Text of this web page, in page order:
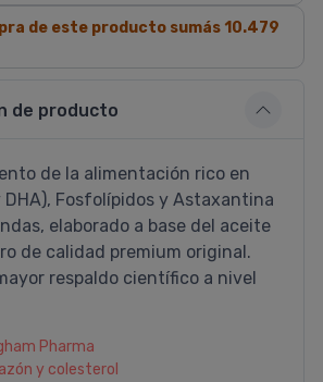
de este producto sumás 10.479
de producto
de la alimentación rico en
DHA), Fosfolí­pidos y Astaxantina
elaborado a base del aceite
de calidad premium original.
respaldo cientí­fico a nivel
Pharma
y colesterol